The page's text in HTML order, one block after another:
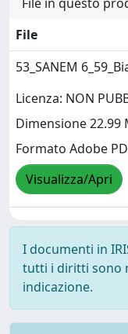
File
53_SANEM
Licenza: NON
Dimensione 22.99
Formato Adobe
Visualizza/Apri
I documenti in
tutti i diritti sono
indicazione.